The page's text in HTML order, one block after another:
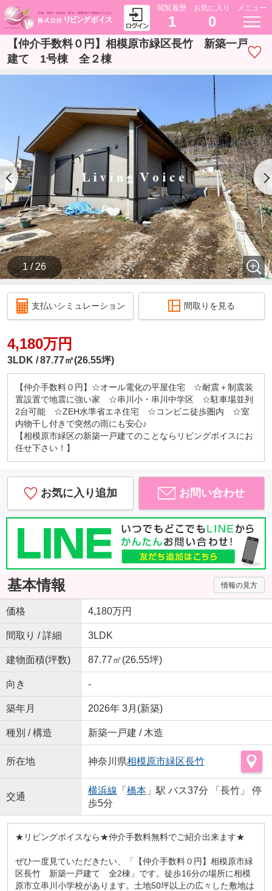
閲覧履歴
1
お気に入り
0
メニュー
【仲介手数料０円】相模原市緑区長竹 新築一戸
建て 1号棟 全２棟
1 / 26
支払いシミュレーション 間取りを見る
4,180万円
3LDK 87.77㎡(26.55坪)
【仲介手数料０円】☆オール電化の平屋住宅 ☆耐震＋制震装
置設置で地震に強い家 ☆串川小・串川中学区 ☆駐車場並列
2台可能 ☆ZEH水準省エネ住宅 ☆コンビニ徒歩圏内 ☆室
内物干し付きで突然の雨にも安心♪
【相模原市緑区の新築一戸建てのことならリビングボイスにお
任せ下さい！】
お気に入り追加 お問い合わせ
基本情報 情報の見方
価格 4,180万円
間取り / 詳細 3LDK
建物面積(坪数) 87.77㎡(26.55坪)
向き -
築年月 2026年 3月(新築)
種別 / 構造 新築一戸建 / 木造
所在地 神奈川県相模原市緑区長竹
交通
横浜線 「 橋本」駅 バス37分 「長竹」 停
歩5分
★リビングボイスなら★仲介手数料無料でご紹介出来ます★
ぜひ一度見ていただきたい、「【仲介手数料０円】相模原市緑
区長竹 新築一戸建て 全2棟」です。徒歩16分の場所に相模
原市立串川小学校があります。土地50坪以上の広々した敷地は